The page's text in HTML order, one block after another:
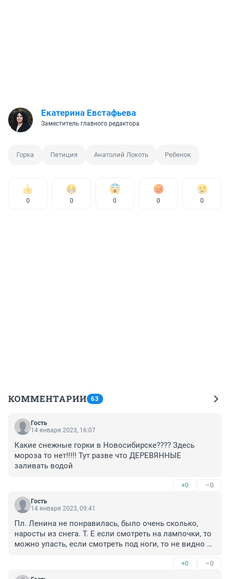
Екатерина Евстафьева
Заместитель главного редактора
Горка Петиция Анатолий Локоть Ребенок
0 0 0 0 0
КОММЕНТАРИИ 63
Гость
14 января 2023, 16:07
Какие снежные горки в Новосибирске???? Здесь
мороза то нет!!!!! Тут разве что ДЕРЕВЯННЫЕ
заливать водой
+0 –0
Гость
14 января 2023, 09:41
Пл. Ленина не понравилась, было очень сколько,
наросты из снега. Т. Е если смотреть на лампочки, то
можно упасть, если смотреть под ноги, то не видно
голоса не в счёт. Мы ехали смотреть, тратить деньги,
а там пустота. Даже шаурма на ул. Ленина закрыла
+0 –0